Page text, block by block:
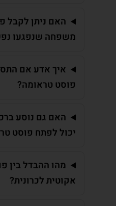
האם ניתן לקבל
משפחה שנפגעו
איך אדע אם
פוסט טראומה?
האם גם נוסע
יכול לפתח פוסט
מהו ההבדל בין
אקוטית לכרונית?